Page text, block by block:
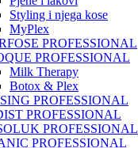
Styling i njega kose
MyPlex
PROFESSIONAL
PROFESSIONAL
Milk Therapy
Botox & Plex
PROFESSIONAL
PROFESSIONAL
PROFESSIONAL
PROFESSIONAL